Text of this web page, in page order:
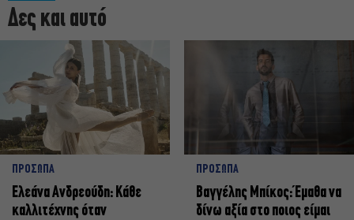
Δες και αυτό
ΠΡΟΣΩΠΑ
Ελεάνα Ανδρεούδη: Κάθε
καλλιτέχνης όταν
ΠΡΟΣΩΠΑ
Βαγγέλης Μπίκος: Έμαθα να
δίνω αξία στο ποιος είμαι